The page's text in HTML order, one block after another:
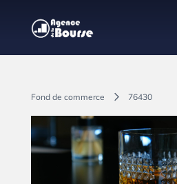
Fond de commerce 76430